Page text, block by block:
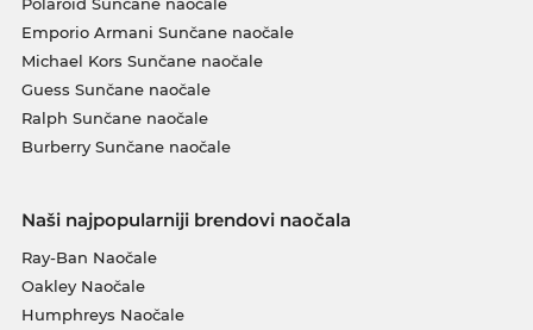
Emporio Armani Sunčane naočale
Michael Kors Sunčane naočale
Guess Sunčane naočale
Ralph Sunčane naočale
Burberry Sunčane naočale
Naši najpopularniji brendovi naočala
Ray-Ban Naočale
Oakley Naočale
Humphreys Naočale